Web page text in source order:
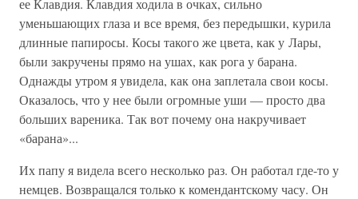
ее Клавдия. Клавдия ходила в очках, сильно
уменьшающих глаза и все время, без передышки, курила
длинные папиросы. Косы такого же цвета, как у Лары,
были закручены прямо на ушах, как рога у барана.
Однажды утром я увидела, как она заплетала свои косы.
Оказалось, что у нее были огромные уши — просто два
больших вареника. Так вот почему она накручивает
«барана»...
Их папу я видела всего несколько раз. Он работал где-то у
немцев. Возвращался только к комендантскому часу. Он